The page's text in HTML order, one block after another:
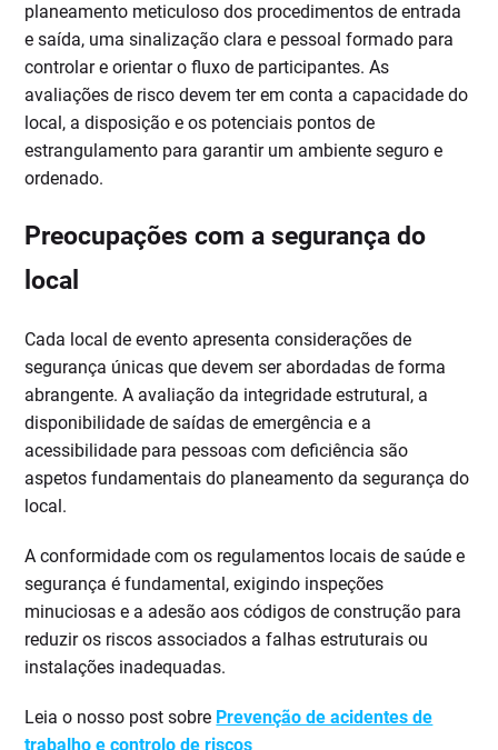
planeamento meticuloso dos procedimentos de entrada
e saída, uma sinalização clara e pessoal formado para
controlar e orientar o fluxo de participantes. As
avaliações de risco devem ter em conta a capacidade do
local, a disposição e os potenciais pontos de
estrangulamento para garantir um ambiente seguro e
ordenado.
Preocupações com a segurança do
local
Cada local de evento apresenta considerações de
segurança únicas que devem ser abordadas de forma
abrangente. A avaliação da integridade estrutural, a
disponibilidade de saídas de emergência e a
acessibilidade para pessoas com deficiência são
aspetos fundamentais do planeamento da segurança do
local.
A conformidade com os regulamentos locais de saúde e
segurança é fundamental, exigindo inspeções
minuciosas e a adesão aos códigos de construção para
reduzir os riscos associados a falhas estruturais ou
instalações inadequadas.
Leia o nosso post sobre Prevenção de acidentes de
trabalho e controlo de riscos